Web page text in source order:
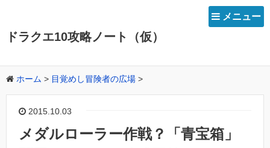
メニュー
ドラクエ10攻略ノート（仮）
ホーム > 目覚めし冒険者の広場 >
2015.10.03
メダルローラー作戦？「青宝箱」